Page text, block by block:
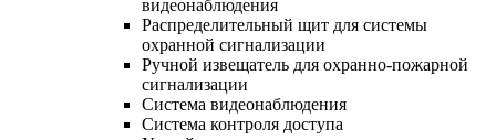
видеонаблюдения
Распределительный щит для системы
охранной сигнализации
Ручной извещатель для охранно-пожарной
сигнализации
Система видеонаблюдения
Система контроля доступа